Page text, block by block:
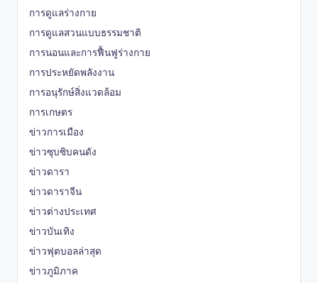
การดูแลร่างกาย
การดูแลสวนแบบธรรมชาติ
การนอนและการฟื้นฟูร่างกาย
การประหยัดพลังงาน
การอนุรักษ์สิ่งแวดล้อม
การเกษตร
ข่าวการเมือง
ข่าวซุบซิบคนดัง
ข่าวดารา
ข่าวดาราจีน
ข่าวต่างประเทศ
ข่าวบันเทิง
ข่าวฟุตบอลล่าสุด
ข่าวภูมิภาค